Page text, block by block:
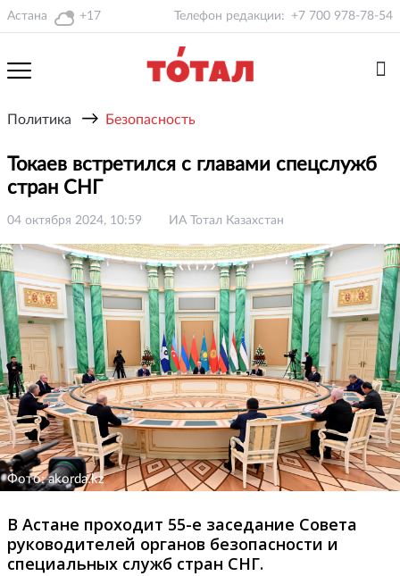
Астана +17 Телефон редакции: +7 700 978-78-54
Политика → Безопасность
Токаев встретился с главами спецслужб
стран СНГ
04 октября 2024, 10:59 ИА Тотал Казахстан
Фото: akorda.kz
В Астане проходит 55-е заседание Совета
руководителей органов безопасности и
специальных служб стран СНГ.